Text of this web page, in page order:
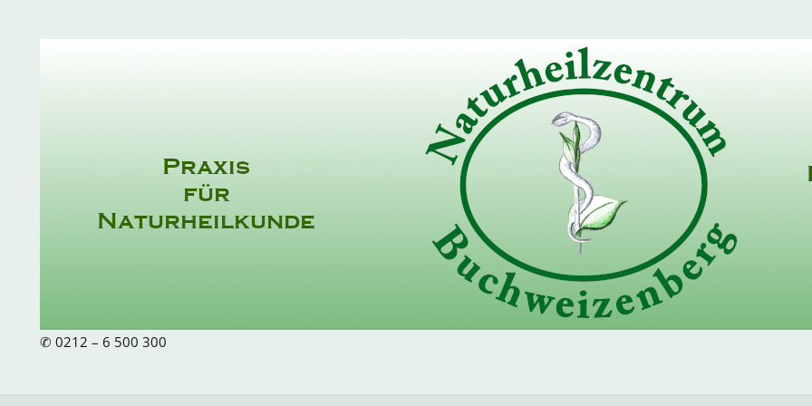
✆ 0212 – 6 500 300